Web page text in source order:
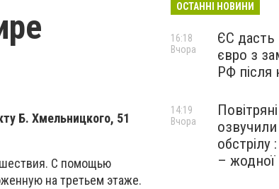
Б. Хмельницкого, 51
С помощью
на третьем этаже.
ОСТАННІ НОВИНИ
ЄС дасть
євро з
РФ після
16:18
Вчора
озвучили
обстрілу
– жодної
14:19
Вчора